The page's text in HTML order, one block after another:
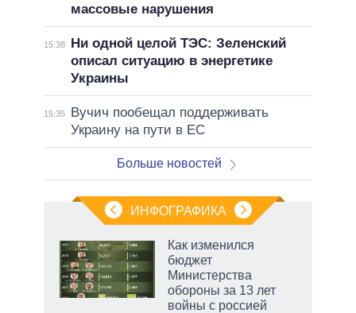
массовые нарушения
15:38
Ни одной целой ТЭС: Зеленский
описал ситуацию в энергетике
Украины
15:35
Вучич пообещал поддерживать
Украину на пути в ЕС
Больше новостей
ИНФОГРАФИКА
Как изменился
бюджет
Министерства
обороны за 13 лет
войны с россией